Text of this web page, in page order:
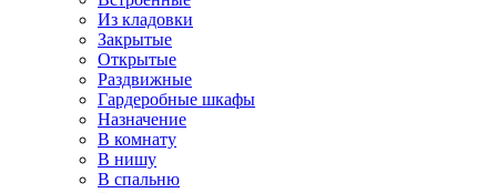
Из кладовки
Закрытые
Открытые
Раздвижные
Гардеробные шкафы
Назначение
В комнату
В нишу
В спальню